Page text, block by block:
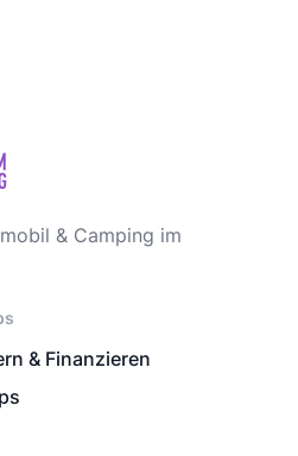
& Camping im
& Finanzieren